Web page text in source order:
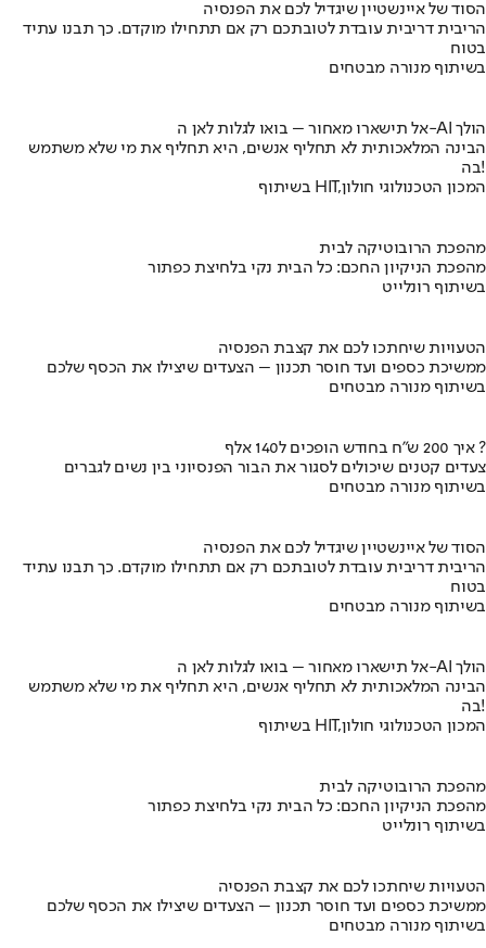
הסוד של איינשטיין שיגדיל לכם את הפנסיה
הריבית דריבית עובדת לטובתכם רק אם תתחילו מוקדם. כך תבנו עתיד
בטוח
בשיתוף מנורה מבטחים
אל תישארו מאחור – בואו לגלות לאן ה-AI הולך
הבינה המלאכותית לא תחליף אנשים, היא תחליף את מי שלא משתמש
בה!
בשיתוף HIT,המכון הטכנולוגי חולון
מהפכת הרובוטיקה לבית
מהפכת הניקיון החכם: כל הבית נקי בלחיצת כפתור
בשיתוף רונלייט
הטעויות שיחתכו לכם את קצבת הפנסיה
ממשיכת כספים ועד חוסר תכנון – הצעדים שיצילו את הכסף שלכם
בשיתוף מנורה מבטחים
איך 200 ש"ח בחודש הופכים ל140 אלף ?
צעדים קטנים שיכולים לסגור את הבור הפנסיוני בין נשים לגברים
בשיתוף מנורה מבטחים
הסוד של איינשטיין שיגדיל לכם את הפנסיה
הריבית דריבית עובדת לטובתכם רק אם תתחילו מוקדם. כך תבנו עתיד
בטוח
בשיתוף מנורה מבטחים
אל תישארו מאחור – בואו לגלות לאן ה-AI הולך
הבינה המלאכותית לא תחליף אנשים, היא תחליף את מי שלא משתמש
בה!
בשיתוף HIT,המכון הטכנולוגי חולון
מהפכת הרובוטיקה לבית
מהפכת הניקיון החכם: כל הבית נקי בלחיצת כפתור
בשיתוף רונלייט
הטעויות שיחתכו לכם את קצבת הפנסיה
ממשיכת כספים ועד חוסר תכנון – הצעדים שיצילו את הכסף שלכם
בשיתוף מנורה מבטחים